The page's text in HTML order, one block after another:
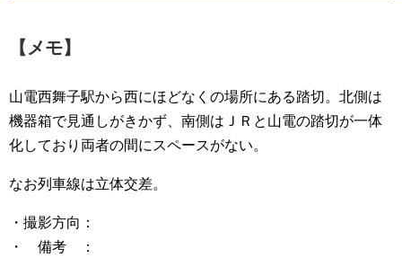
【メモ】
山電西舞子駅から西にほどなくの場所にある踏切。北側は
機器箱で見通しがきかず、南側はＪＲと山電の踏切が一体
化しており両者の間にスペースがない。
なお列車線は立体交差。
・撮影方向：
・ 備考 ：